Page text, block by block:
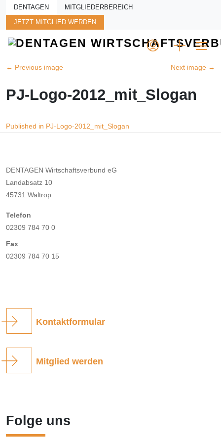
Skip to main content
DENTAGEN MITGLIEDERBEREICH
JETZT MITGLIED WERDEN
← Previous image Next image →
PJ-Logo-2012_mit_Slogan
Beitragsnavigation
Published in PJ-Logo-2012_mit_Slogan
DENTAGEN Wirtschaftsverbund eG
Landabsatz 10
45731 Waltrop
Telefon
02309 784 70 0
Fax
02309 784 70 15
Kontaktformular
Mitglied werden
Folge uns